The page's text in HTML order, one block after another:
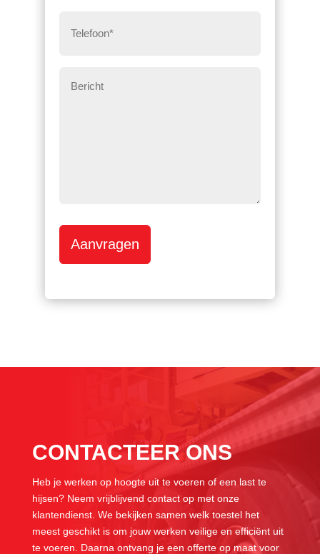
Aanvragen
CONTACTEER ONS
Heb je werken op hoogte uit te voeren of een last te
hijsen? Neem vrijblijvend contact op met onze
klantendienst. We bekijken samen welk toestel het
meest geschikt is om jouw werken veilige en efficiënt uit
te voeren. Daarna ontvang je een offerte op maat voor